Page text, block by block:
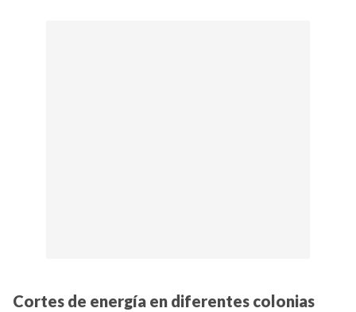
Cortes de energía en diferentes colonias